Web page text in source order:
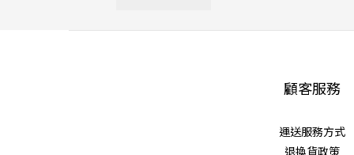
顧客服務
運送服務方式
退換貨政策